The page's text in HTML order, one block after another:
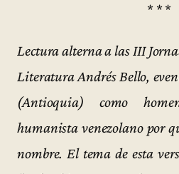
* * *
Lectura alterna a las III
Literatura Andrés Bello,
(Antioquia) como
humanista venezolano por
nombre. El tema de esta